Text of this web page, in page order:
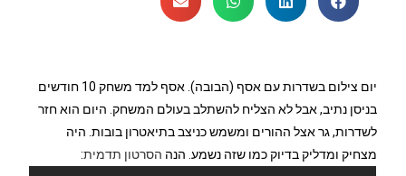
יום צילום בשדרות עם אסף (הבובה). אסף למד משחק 10 חודשים
בניסן נתיב, אבל לא הצליח להשתלב בעולם המשחק. היום הוא חזר
לשדרות, גר אצל ההורים ומשמש כניצב בתיאטרון בובות. היה
מצחיק ומדליק בדיוק כמו שזה נשמע. הנה הסרטון תדמית: